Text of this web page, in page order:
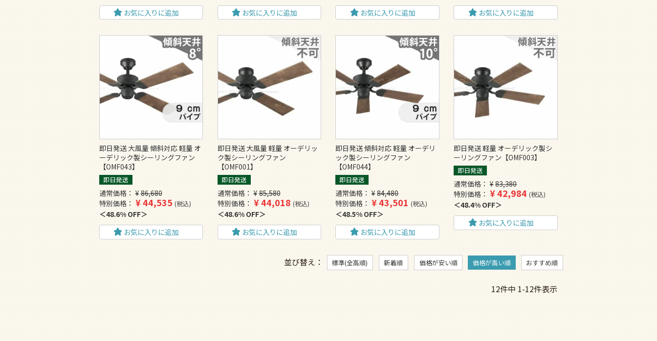
お気に入りに追加 お気に入りに追加 お気に入りに追加 お気に入りに追加
即日発送 大風量 傾斜対応 軽量 オ
ーデリック製シーリングファン
【OMF043】
即日発送
通常価格 ¥ 86,680
特別価格
¥44,535 税込
48.6% OFF
お気に入りに追加
即日発送 大風量 軽量 オーデリッ
ク製シーリングファン
【OMF001】
即日発送
通常価格 ¥ 85,580
特別価格
¥44,018 税込
48.6% OFF
お気に入りに追加
即日発送 傾斜対応 軽量 オーデリ
ック製シーリングファン
【OMF044】
即日発送
通常価格 ¥ 84,480
特別価格
¥43,501 税込
48.5% OFF
お気に入りに追加
即日発送 軽量 オーデリック製シ
ーリングファン【OMF003】
即日発送
通常価格 ¥ 83,380
特別価格
¥42,984 税込
48.4% OFF
お気に入りに追加
並び替え 標準(全高順) 新着順 価格が安い順 価格が高い順 おすすめ順
12件中 1-12件表示